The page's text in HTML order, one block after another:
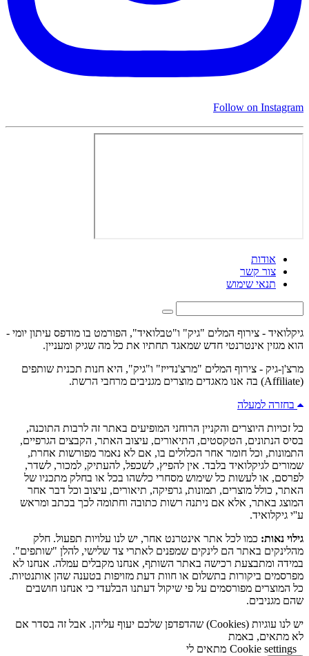
Follow on Instagram
אודות
צור קשר
תנאי שימוש
גיקלואיד - צירוף המלים "גיק" ו"טבלואיד", הפורמט בו מודפס עיתון יומי -
הוא מגזין אינטרנטי חדש שמאגד תחתיו את כל מה שגיק ומעניין.
מרצ'ן-גיק - צירוף המלים "מרצ'נדייז" ו"גיק", היא חנות תכנית שותפים
(Affiliate) בה אנו מאגדים מוצרים מגניבים מרחבי הרשת.
בחזרה למעלה
כל זכויות היוצרים והקניין הרוחני המופיעים באתר זה לרבות התוכנה,
בסיס הנתונים, הטקסטים, התיאורים, עיצוב האתר, הקבצים הגרפיים,
התמונות, וכל חומר אחר הכלולים בו, אם לא נאמר מפורשות אחרת,
שמורים לגיקלואיד בלבד. אין להפיץ, לשכפל, להעתיק, למכור, לשדר,
לפרסם, או לעשות כל שימוש מסחרי כלשהו בכל או בחלק מתכניו של
האתר, כולל מוצרים, תמונות, גרפיקה, תיאורים, עיצוב וכל דבר אחר
המוצג באתר, אלא אם ניתנה רשות כתובה וחתומה לכך בכתב ומראש
ע''י גיקלואיד.
גילוי נאות: כמו לכל אתר אינטרנט אחר, יש לנו עלויות תפעול. חלק
מהלינקים באתר הם לינקים שמפנים לאתרי צד שלישי, להלן "שותפים".
במידה ומתבצעת רכישה באתר השותף, אנחנו מקבלים עמלה. אנחנו לא
מפרסמים ביקורות בתשלום או חוות דעת מזויפות בטענה שהן אותנטיות.
כל המוצרים מפורסמים על פי שיקול דעתנו הבלעדי כי אנחנו חושבים
שהם מגניבים.
יש לנו עוגיות (Cookies) שהדפדפן שלכם יעוף עליהן. אבל זה בסדר אם
לא מתאים, באמת
Cookie settings מתאים לי